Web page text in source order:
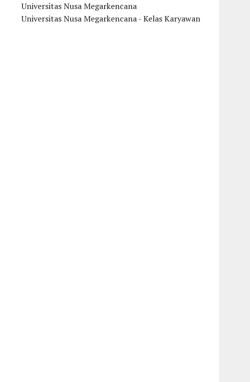
Universitas Nusa Megarkencana
Universitas Nusa Megarkencana - Kelas Karyawan